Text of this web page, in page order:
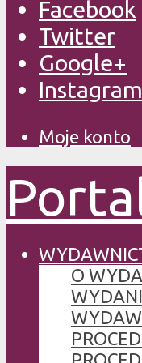
Facebook
Twitter
Google+
Instagram
Moje konto
O